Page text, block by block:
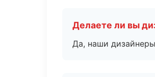
Делаете ли вы
Да, наши